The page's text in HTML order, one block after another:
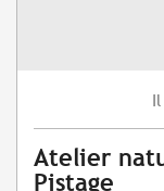
Il
Atelier
Pistage